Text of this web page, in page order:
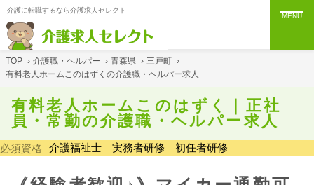
介護に転職するなら介護求人セレクト
MENU
TOP › 介護職・ヘルパー › 青森県 › 三戸町 ›
有料老人ホームこのはずくの介護職・ヘルパー求人
有料老人ホームこのはずく｜正社
員・常勤の介護職・ヘルパー求人
必須資格 介護福祉士｜実務者研修｜初任者研修